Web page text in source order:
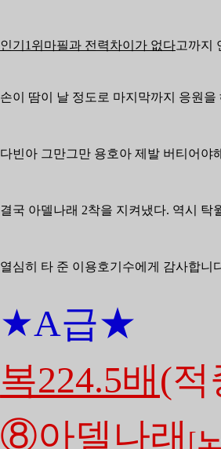
인기1위마필과 전력차이가 없다고까지
손이 땀이 날 정도로 마지막까지 응원
다빈아 그만그만 용호아 제발 버티어야
결국 아델나래 2착을 지켜냈다. 역시 탁
열심히 타 준 이용호기수에게 감사합니
★A급★
복224.5배(적
⑧아델나래 [